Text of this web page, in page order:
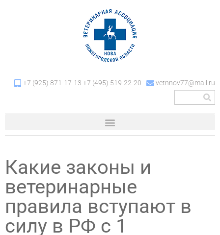
+7 (925) 871-17-13 +7 (495) 519-22-20 vetnnov77@mail.ru
Какие законы и
ветеринарные
правила вступают в
силу в РФ с 1